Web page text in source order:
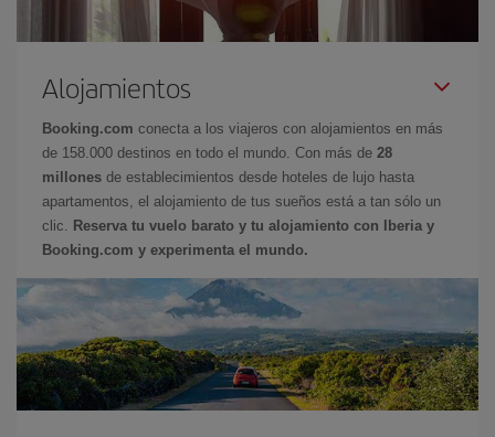
Alojamientos
Booking.com conecta a los viajeros con alojamientos en más
de 158.000 destinos en todo el mundo. Con más de 28
millones de establecimientos desde hoteles de lujo hasta
apartamentos, el alojamiento de tus sueños está a tan sólo un
clic.
Reserva tu vuelo barato y tu alojamiento con Iberia y
Booking.com y experimenta el mundo.